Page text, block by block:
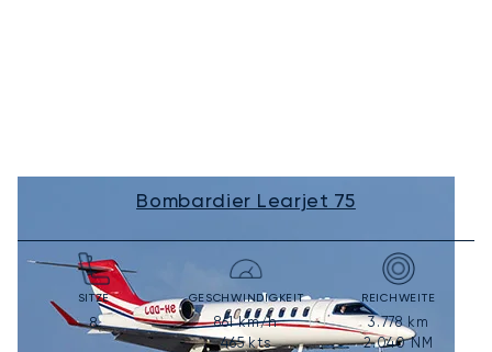
Bombardier Learjet 75
SITZE
8
GESCHWINDIGKEIT
861km/h
465kts
REICHWEITE
3.778km
2.040NM